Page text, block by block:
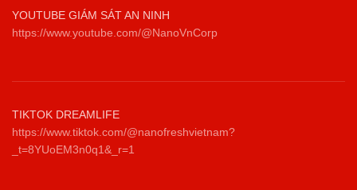
YOUTUBE GIÁM SÁT AN NINH
https://www.youtube.com/@NanoVnCorp
TIKTOK DREAMLIFE
https://www.tiktok.com/@nanofreshvietnam?
_t=8YUoEM3n0q1&_r=1